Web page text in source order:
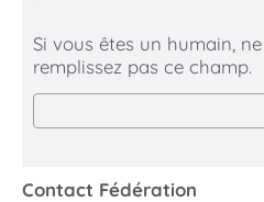
Si vous êtes un humain, ne
remplissez pas ce champ.
Contact Fédération